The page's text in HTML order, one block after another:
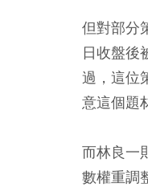
但對部分
日收盤後
過，這位
意這個題
而林良一
數權重調